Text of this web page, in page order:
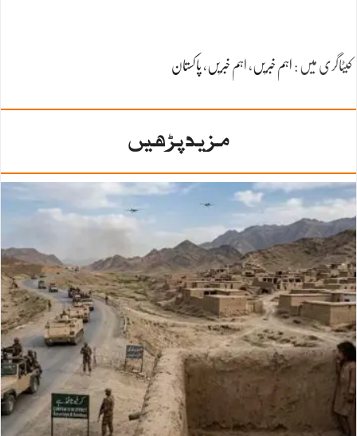
کیٹاگری میں : اہم خبریں ، اہم خبریں ، پاکستان
مزید پڑھیں